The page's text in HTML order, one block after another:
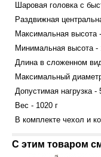
Шаровая головка с
Раздвижная
Максимальная высота
Минимальная высота -
Длина в сложенном
Максимальный
Допустимая нагрузка -
Вес - 1020 г
В комплекте чехол и
С этим товаром